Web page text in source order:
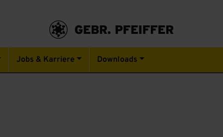
Jobs & Karriere Downloads